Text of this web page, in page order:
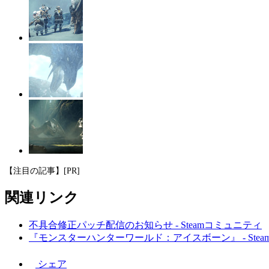
【注目の記事】[PR]
関連リンク
不具合修正パッチ配信のお知らせ - Steamコミュニティ
『モンスターハンターワールド：アイスボーン』 -
シェア